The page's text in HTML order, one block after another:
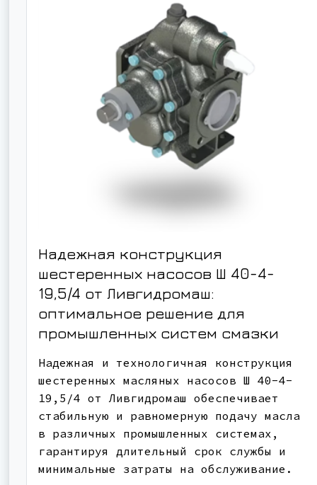
Надежная конструкция
шестеренных насосов Ш 40-4-
19,5/4 от Ливгидромаш:
оптимальное решение для
промышленных систем смазки
Надежная и технологичная конструкция
шестеренных масляных насосов Ш 40-4-
19,5/4 от Ливгидромаш обеспечивает
стабильную и равномерную подачу масла
в различных промышленных системах,
гарантируя длительный срок службы и
минимальные затраты на обслуживание.